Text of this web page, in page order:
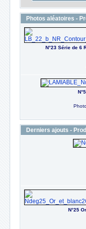
Photos aléatoires -
N°23 Série de 6
Derniers ajouts -
N°25